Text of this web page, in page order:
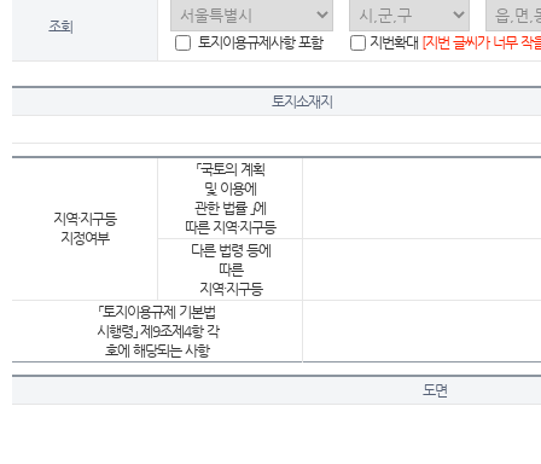
조회
토지이용규제사항 포함
지번확대 [지번 글씨가 너무 작
토지소재지
지역·지구등
지정여부
「국토의 계획
및 이용에
관한 법률 」에
따른 지역·지구등
다른 법령 등에
따른
지역·지구등
「토지이용규제 기본법
시행령」 제9조제4항 각
호에 해당되는 사항
도면